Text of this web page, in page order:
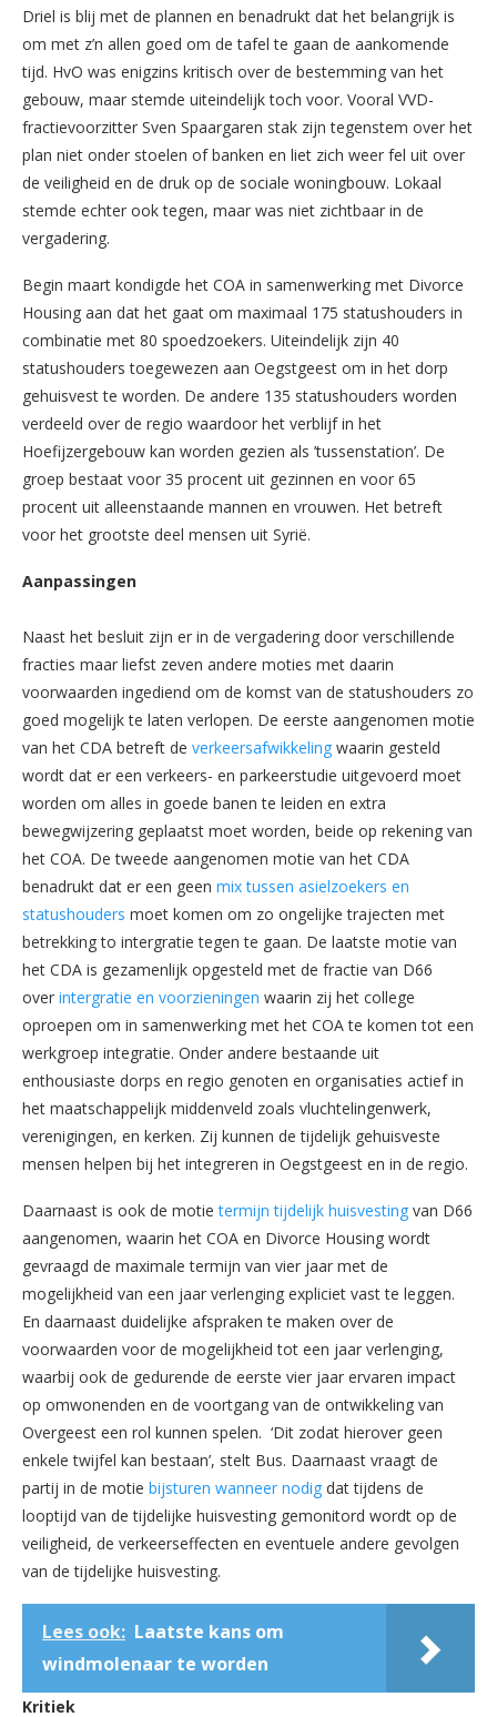
Driel is blij met de plannen en benadrukt dat het belangrijk is
om met z’n allen goed om de tafel te gaan de aankomende
tijd. HvO was enigzins kritisch over de bestemming van het
gebouw, maar stemde uiteindelijk toch voor. Vooral VVD-
fractievoorzitter Sven Spaargaren stak zijn tegenstem over het
plan niet onder stoelen of banken en liet zich weer fel uit over
de veiligheid en de druk op de sociale woningbouw. Lokaal
stemde echter ook tegen, maar was niet zichtbaar in de
vergadering.
Begin maart kondigde het COA in samenwerking met Divorce
Housing aan dat het gaat om maximaal 175 statushouders in
combinatie met 80 spoedzoekers. Uiteindelijk zijn 40
statushouders toegewezen aan Oegstgeest om in het dorp
gehuisvest te worden. De andere 135 statushouders worden
verdeeld over de regio waardoor het verblijf in het
Hoefijzergebouw kan worden gezien als ’tussenstation’. De
groep bestaat voor 35 procent uit gezinnen en voor 65
procent uit alleenstaande mannen en vrouwen. Het betreft
voor het grootste deel mensen uit Syrië.
Aanpassingen
Naast het besluit zijn er in de vergadering door verschillende
fracties maar liefst zeven andere moties met daarin
voorwaarden ingediend om de komst van de statushouders zo
goed mogelijk te laten verlopen. De eerste aangenomen motie
van het CDA betreft de verkeersafwikkeling waarin gesteld
wordt dat er een verkeers- en parkeerstudie uitgevoerd moet
worden om alles in goede banen te leiden en extra
bewegwijzering geplaatst moet worden, beide op rekening van
het COA. De tweede aangenomen motie van het CDA
benadrukt dat er een geen mix tussen asielzoekers en
statushouders moet komen om zo ongelijke trajecten met
betrekking to intergratie tegen te gaan. De laatste motie van
het CDA is gezamenlijk opgesteld met de fractie van D66
over intergratie en voorzieningen waarin zij het college
oproepen om in samenwerking met het COA te komen tot een
werkgroep integratie. Onder andere bestaande uit
enthousiaste dorps en regio genoten en organisaties actief in
het maatschappelijk middenveld zoals vluchtelingenwerk,
verenigingen, en kerken. Zij kunnen de tijdelijk gehuisveste
mensen helpen bij het integreren in Oegstgeest en in de regio.
Daarnaast is ook de motietermijn tijdelijk huisvesting van D66
aangenomen, waarin het COA en Divorce Housing wordt
gevraagd de maximale termijn van vier jaar met de
mogelijkheid van een jaar verlenging expliciet vast te leggen.
En daarnaast duidelijke afspraken te maken over de
voorwaarden voor de mogelijkheid tot een jaar verlenging,
waarbij ook de gedurende de eerste vier jaar ervaren impact
op omwonenden en de voortgang van de ontwikkeling van
Overgeest een rol kunnen spelen. ‘Dit zodat hierover geen
enkele twijfel kan bestaan’, stelt Bus. Daarnaast vraagt de
partij in de motie bijsturen wanneer nodig dat tijdens de
looptijd van de tijdelijke huisvesting gemonitord wordt op de
veiligheid, de verkeerseffecten en eventuele andere gevolgen
van de tijdelijke huisvesting.
Lees ook: Laatste kans om
windmolenaar te worden
Kritiek